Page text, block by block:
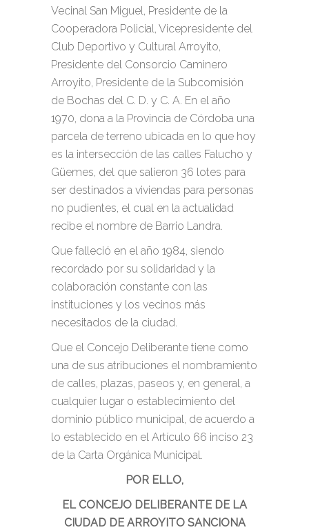
Vecinal San Miguel, Presidente de la
Cooperadora Policial, Vicepresidente del
Club Deportivo y Cultural Arroyito,
Presidente del Consorcio Caminero
Arroyito, Presidente de la Subcomisión
de Bochas del C. D. y C. A. En el año
1970, dona a la Provincia de Córdoba una
parcela de terreno ubicada en lo que hoy
es la intersección de las calles Falucho y
Güemes, del que salieron 36 lotes para
ser destinados a viviendas para personas
no pudientes, el cual en la actualidad
recibe el nombre de Barrio Landra.
Que falleció en el año 1984, siendo
recordado por su solidaridad y la
colaboración constante con las
instituciones y los vecinos más
necesitados de la ciudad.
Que el Concejo Deliberante tiene como
una de sus atribuciones el nombramiento
de calles, plazas, paseos y, en general, a
cualquier lugar o establecimiento del
dominio público municipal, de acuerdo a
lo establecido en el Artículo 66 inciso 23
de la Carta Orgánica Municipal.
POR ELLO,
EL CONCEJO DELIBERANTE DE LA
CIUDAD DE ARROYITO SANCIONA